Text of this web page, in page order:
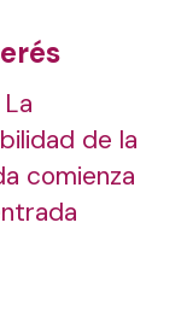
de la
comienza